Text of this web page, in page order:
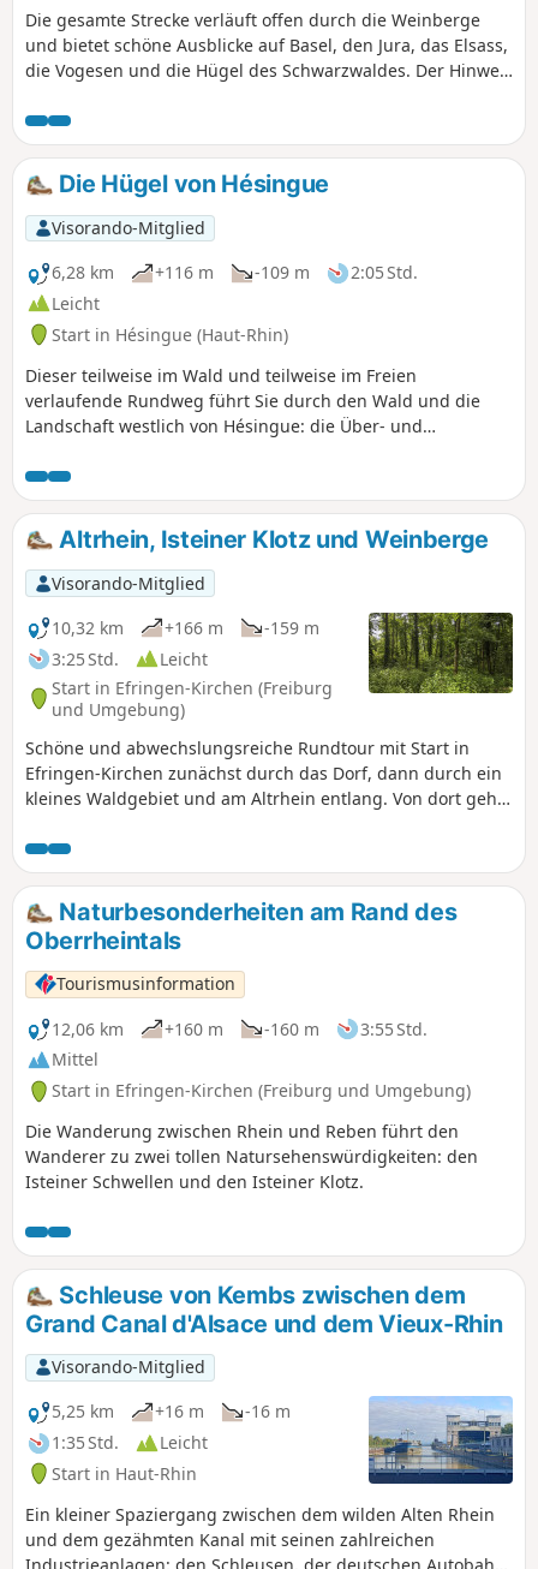
Die gesamte Strecke verläuft offen durch die Weinberge
und bietet schöne Ausblicke auf Basel, den Jura, das Elsass,
die Vogesen und die Hügel des Schwarzwaldes. Der Hinweg
Rückweg größtenteils über einen lokalen, mit gelben
Rauten markierten Weg.
Die Hügel von Hésingue
Visorando-Mitglied
6,28 km
+116 m -109 m
2:05 Std.
Leicht
Start in Hésingue (Haut-Rhin)
Dieser teilweise im Wald und teilweise im Freien
verlaufende Rundweg führt Sie durch den Wald und die
Landschaft westlich von Hésingue: die Über- und
seinen zahlreichen informativen und unterhaltsamen Tafeln
und Schildern, die Liesbach-Passage mit ihren schönen
Holzstegen, den finnischen Parcours, die Ruhe des Waldes,
die Schönheit der Landschaft und die Ausblicke auf den
Schwarzwald.
Altrhein, Isteiner Klotz und Weinberge
Visorando-Mitglied
10,32 km
+166 m
-159 m
3:25 Std.
Leicht
Start in Efringen-Kirchen (Freiburg
und Umgebung)
Schöne und abwechslungsreiche Rundtour mit Start in
Efringen-Kirchen zunächst durch das Dorf, dann durch ein
kleines Waldgebiet und am Altrhein entlang. Von dort geht
sich in einer Felsnische befindet. Der Rest der Wanderung
verläuft durch Weinberge und man hat immer wieder
schöne weite Blicke auf die umliegenden Berge.
Naturbesonderheiten am Rand des
Oberrheintals
Tourismusinformation
12,06 km
+160 m -160 m
3:55 Std.
Mittel
Start in Efringen-Kirchen (Freiburg und Umgebung)
Die Wanderung zwischen Rhein und Reben führt den
Wanderer zu zwei tollen Natursehenswürdigkeiten: den
Isteiner Schwellen und den Isteiner Klotz.
Schleuse von Kembs zwischen dem
Grand Canal d'Alsace und dem Vieux-Rhin
Visorando-Mitglied
5,25 km
+16 m
-16 m
1:35 Std.
Leicht
Start in Haut-Rhin
Ein kleiner Spaziergang zwischen dem wilden Alten Rhein
und dem gezähmten Kanal mit seinen zahlreichen